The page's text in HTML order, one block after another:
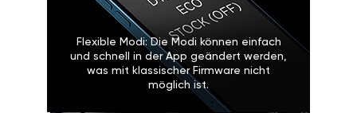
Flexible Modi: Die Modi können einfach
und schnell in der App geändert werden,
was mit klassischer Firmware nicht
möglich ist.